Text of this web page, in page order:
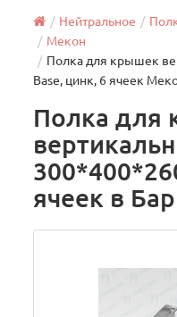
Нейтральное
Мекон
Полка для крышек
Base, цинк, 6 ячеек
Полка для
ячеек в